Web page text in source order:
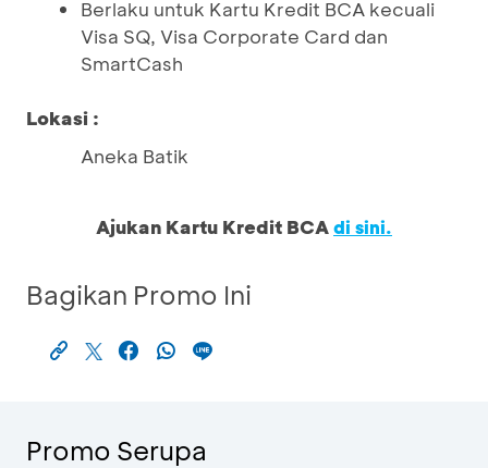
Berlaku untuk Kartu Kredit BCA kecuali
Visa SQ, Visa Corporate Card dan
SmartCash
Lokasi :
Aneka Batik
Ajukan Kartu Kredit BCAdi sini.
Bagikan Promo Ini
Promo Serupa